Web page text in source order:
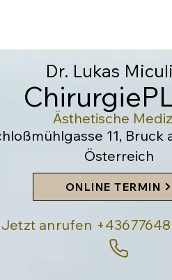
Dr. Lukas
Ästhetische Medi
11, Bruck
Österreich
ONLINE TERMIN
Jetzt anrufen